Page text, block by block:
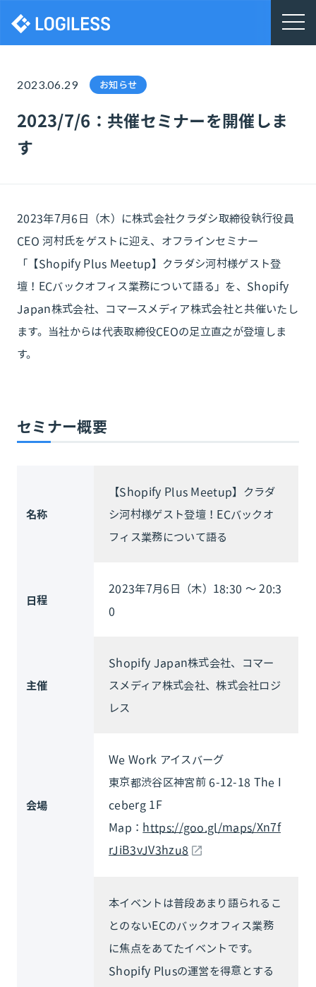
株式会社ロジレス
2023.06.29 お知らせ
2023/7/6：共催セミナーを開催しま
す
2023年7月6日（木）に株式会社クラダシ取締役執行役員
CEO 河村氏をゲストに迎え、オフラインセミナー
「【Shopify Plus Meetup】クラダシ河村様ゲスト登
壇！ECバックオフィス業務について語る」を、Shopify
Japan株式会社、コマースメディア株式会社と共催いたし
ます。当社からは代表取締役CEOの足立直之が登壇しま
す。
セミナー概要
名称
【Shopify Plus Meetup】クラダ
シ河村様ゲスト登壇！ECバックオ
フィス業務について語る
日程
2023年7月6日（木）18:30 ～ 20:3
0
主催
Shopify Japan株式会社、コマー
スメディア株式会社、株式会社ロジ
レス
会場
We Work アイスバーグ
東京都渋谷区神宮前 6-12-18 The I
ceberg 1F
Map： https://goo.gl/maps/Xn7f
rJiB3vJV3hzu8
本イベントは普段あまり語られるこ
とのないECのバックオフィス業務
に焦点をあてたイベントです。
Shopify Plusの運営を得意とする